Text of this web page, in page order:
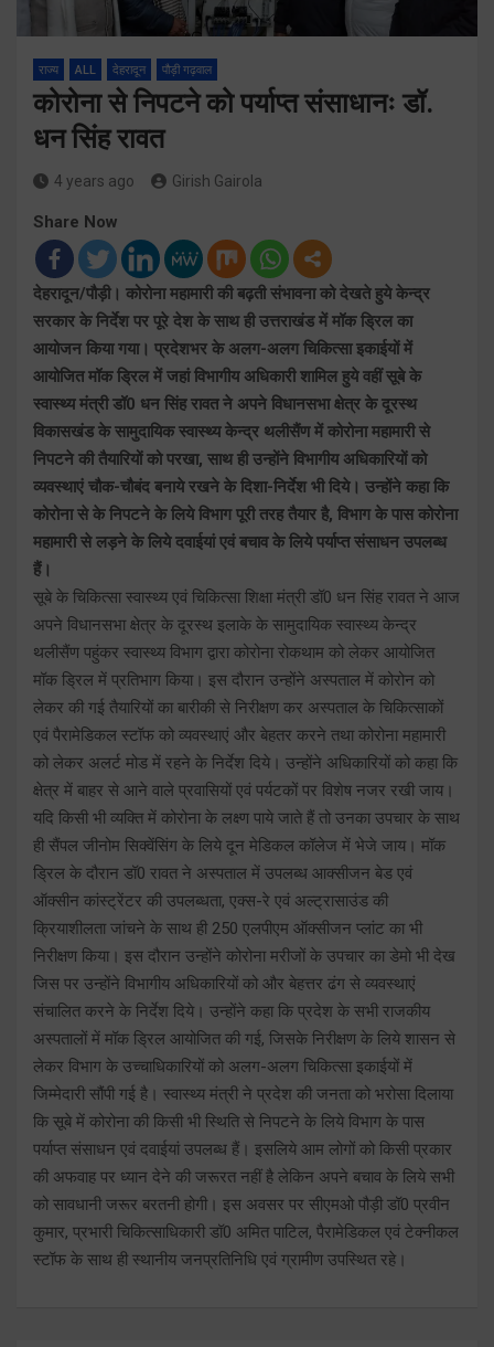
राज्य ALL देहरादून पौड़ी गढ़वाल
कोरोना से निपटने को पर्याप्त संसाधानः डॉ.
धन सिंह रावत
4 years ago Girish Gairola
Share Now
देहरादून/पौड़ी। कोरोना महामारी की बढ़ती संभावना को देखते हुये केन्द्र
सरकार के निर्देश पर पूरे देश के साथ ही उत्तराखंड में मॉक ड्रिल का
आयोजन किया गया। प्रदेशभर के अलग-अलग चिकित्सा इकाईयों में
आयोजित मॉक ड्रिल में जहां विभागीय अधिकारी शामिल हुये वहीं सूबे के
स्वास्थ्य मंत्री डॉ0 धन सिंह रावत ने अपने विधानसभा क्षेत्र के दूरस्थ
विकासखंड के सामुदायिक स्वास्थ्य केन्द्र थलीसैंण में कोरोना महामारी से
निपटने की तैयारियों को परखा, साथ ही उन्होंने विभागीय अधिकारियों को
व्यवस्थाएं चौक-चौबंद बनाये रखने के दिशा-निर्देश भी दिये। उन्होंने कहा कि
कोरोना से के निपटने के लिये विभाग पूरी तरह तैयार है, विभाग के पास कोरोना
महामारी से लड़ने के लिये दवाईयां एवं बचाव के लिये पर्याप्त संसाधन उपलब्ध
हैं।
सूबे के चिकित्सा स्वास्थ्य एवं चिकित्सा शिक्षा मंत्री डॉ0 धन सिंह रावत ने आज
अपने विधानसभा क्षेत्र के दूरस्थ इलाके के सामुदायिक स्वास्थ्य केन्द्र
थलीसैंण पहुंकर स्वास्थ्य विभाग द्वारा कोरोना रोकथाम को लेकर आयोजित
मॉक ड्रिल में प्रतिभाग किया। इस दौरान उन्होंने अस्पताल में कोरोन को
लेकर की गई तैयारियों का बारीकी से निरीक्षण कर अस्पताल के चिकित्साकों
एवं पैरामेडिकल स्टॉफ को व्यवस्थाएं और बेहतर करने तथा कोरोना महामारी
को लेकर अलर्ट मोड में रहने के निर्देश दिये। उन्होंने अधिकारियों को कहा कि
क्षेत्र में बाहर से आने वाले प्रवासियों एवं पर्यटकों पर विशेष नजर रखी जाय।
यदि किसी भी व्यक्ति में कोरोना के लक्ष्ण पाये जाते हैं तो उनका उपचार के साथ
ही सैंपल जीनोम सिक्वेंसिंग के लिये दून मेडिकल कॉलेज में भेजे जाय। मॉक
ड्रिल के दौरान डॉ0 रावत ने अस्पताल में उपलब्ध आक्सीजन बेड एवं
ऑक्सीन कांस्ट्रेंटर की उपलब्धता, एक्स-रे एवं अल्ट्रासाउंड की
क्रियाशीलता जांचने के साथ ही 250 एलपीएम ऑक्सीजन प्लांट का भी
निरीक्षण किया। इस दौरान उन्होंने कोरोना मरीजों के उपचार का डेमो भी देख
जिस पर उन्होंने विभागीय अधिकारियों को और बेहत्तर ढंग से व्यवस्थाएं
संचालित करने के निर्देश दिये। उन्होंने कहा कि प्रदेश के सभी राजकीय
अस्पतालों में मॉक ड्रिल आयोजित की गई, जिसके निरीक्षण के लिये शासन से
लेकर विभाग के उच्चाधिकारियों को अलग-अलग चिकित्सा इकाईयों में
जिम्मेदारी सौंपी गई है। स्वास्थ्य मंत्री ने प्रदेश की जनता को भरोसा दिलाया
कि सूबे में कोरोना की किसी भी स्थिति से निपटने के लिये विभाग के पास
पर्याप्त संसाधन एवं दवाईयां उपलब्ध हैं। इसलिये आम लोगों को किसी प्रकार
की अफवाह पर ध्यान देने की जरूरत नहीं है लेकिन अपने बचाव के लिये सभी
को सावधानी जरूर बरतनी होगी। इस अवसर पर सीएमओ पौड़ी डॉ0 प्रवीन
कुमार, प्रभारी चिकित्साधिकारी डॉ0 अमित पाटिल, पैरामेडिकल एवं टेक्नीकल
स्टॉफ के साथ ही स्थानीय जनप्रतिनिधि एवं ग्रामीण उपस्थित रहे।